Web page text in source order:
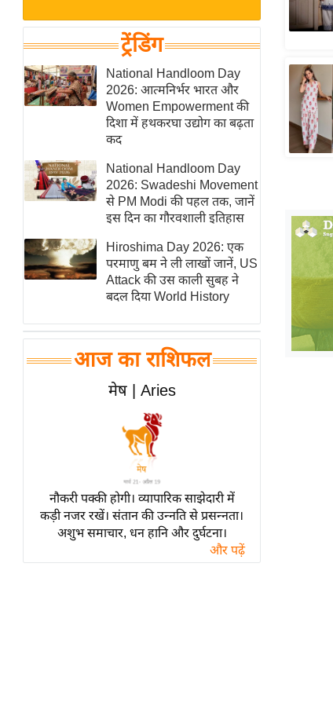
News
Hindi
Videos
खेल
क्रिकेट
IPL
2026
मिसाल बेमिसाल
शख्सियत
यंग इंडिया
साहित्य जगत
ऑटो वर्ल्ड
न्यूज ब्रीफ
बॉलीवुड
हॉलीवुड
फिल्म समीक्षा
लाइफस्टाइल
टेक्नॉलॉजी
ब्यूटी/फैशन
घरेलू नुस्खे
ट्रेंडिंग
National Handloom Day
2026: आत्मनिर्भर भारत और
Women Empowerment की
दिशा में हथकरघा उद्योग का बढ़ता
कद
National Handloom Day
2026: Swadeshi Movement
से PM Modi की पहल तक, जानें
इस दिन का गौरवशाली इतिहास
Hiroshima Day 2026: एक
परमाणु बम ने ली लाखों जानें, US
Attack की उस काली सुबह ने
बदल दिया World History
आज का राशिफल
मेष | Aries
नौकरी पक्की होगी। व्यापारिक साझेदारी में
कड़ी नजर रखें। संतान की उन्नति से प्रसन्नता।
अशुभ समाचार, धन हानि और दुर्घटना।
और पढ़ें